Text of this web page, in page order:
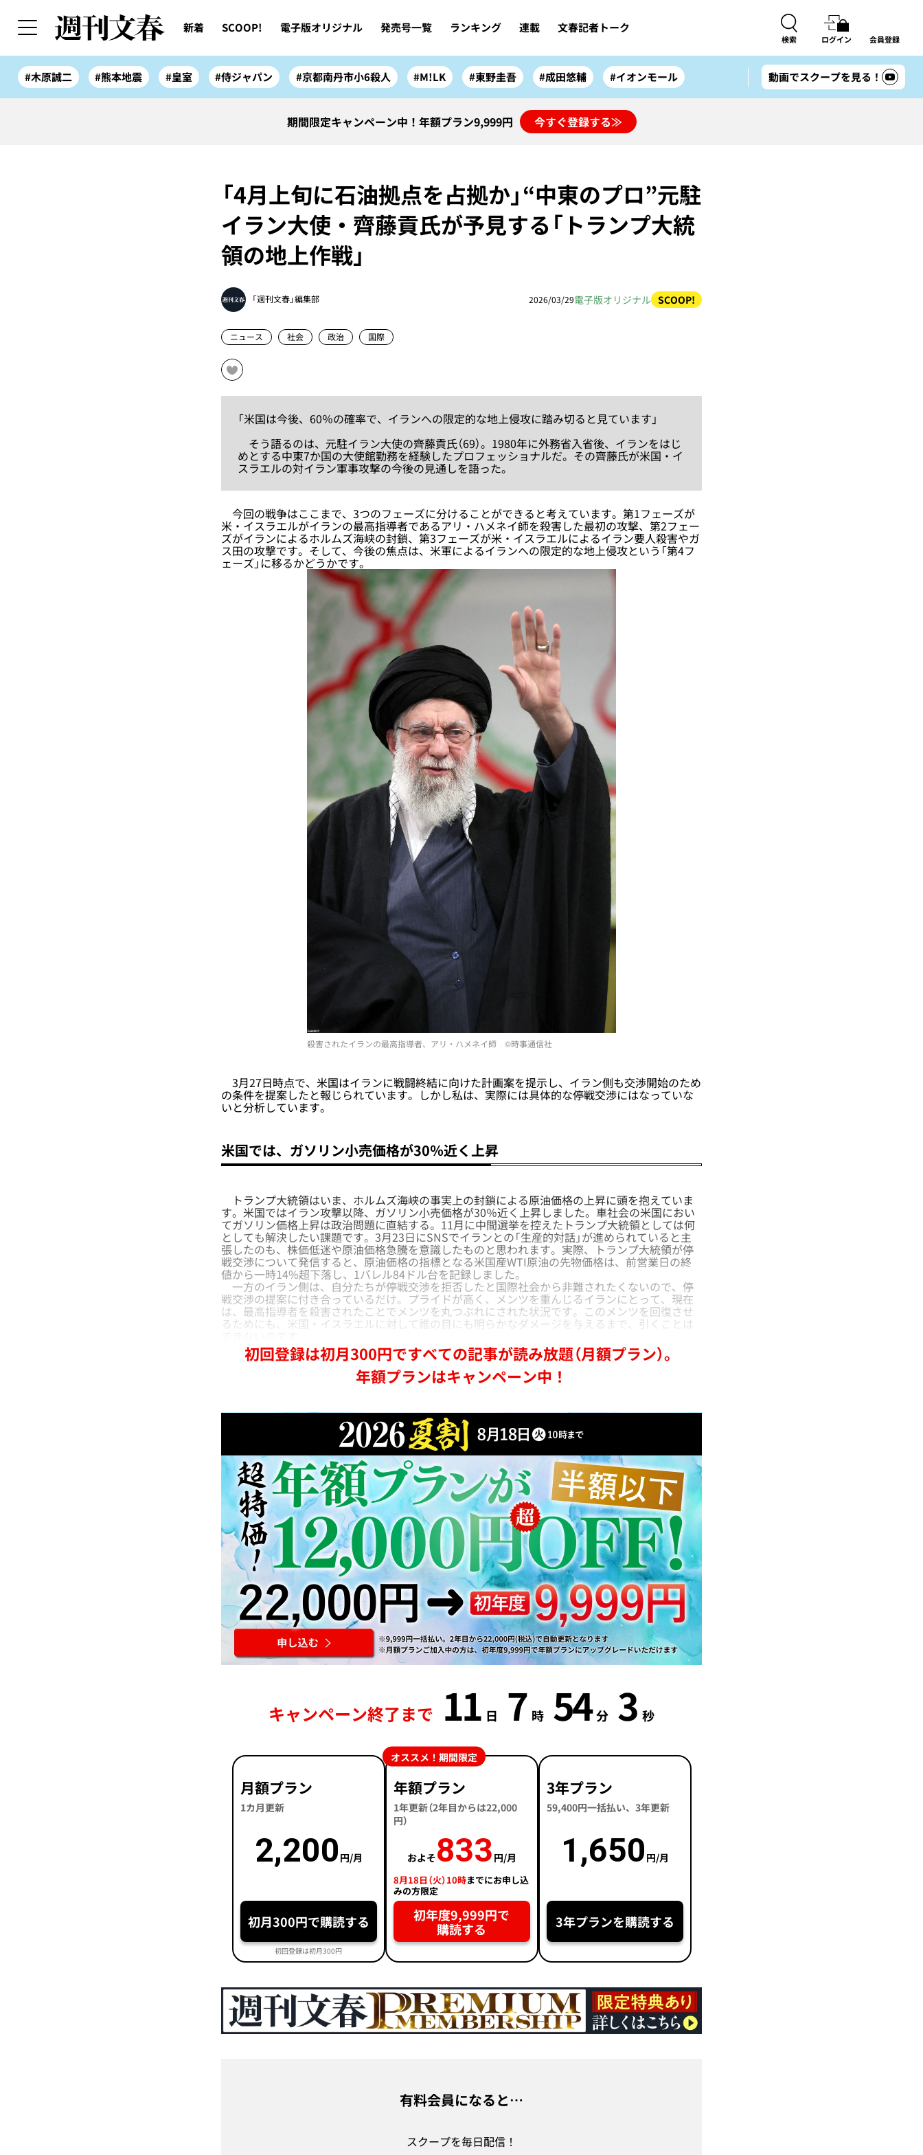
新着 SCOOP! 電子版オリジナル 発売号一覧 ランキング 連載 文春記者トーク
検索 ログイン 会員登録
#木原誠二 #熊本地震 #皇室 #侍ジャパン #京都南丹市小6殺人 #M!LK #東野圭吾 #成田悠輔 #イオンモール 動画でスクープを見る！
期間限定キャンペーン中！年額プラン9,999円 今すぐ登録する≫
「4月上旬に石油拠点を占拠か」“中東のプロ”元駐
イラン大使・齊藤貢氏が予見する「トランプ大統
領の地上作戦」
「週刊文春」編集部 2026/03/29電子版オリジナル SCOOP!
ニュース 社会 政治 国際
「米国は今後、60％の確率で、イランへの限定的な地上侵攻に踏み切ると見ています」
そう語るのは、元駐イラン大使の齊藤貢氏（69）。1980年に外務省入省後、イランをはじ
めとする中東7か国の大使館勤務を経験したプロフェッショナルだ。その齊藤氏が米国・イ
スラエルの対イラン軍事攻撃の今後の見通しを語った。
今回の戦争はここまで、3つのフェーズに分けることができると考えています。第1フェーズが
米・イスラエルがイランの最高指導者であるアリ・ハメネイ師を殺害した最初の攻撃、第2フェー
ズがイランによるホルムズ海峡の封鎖、第3フェーズが米・イスラエルによるイラン要人殺害やガ
ス田の攻撃です。そして、今後の焦点は、米軍によるイランへの限定的な地上侵攻という「第4フ
ェーズ」に移るかどうかです。
殺害されたイランの最高指導者、アリ・ハメネイ師 ©時事通信社
3月27日時点で、米国はイランに戦闘終結に向けた計画案を提示し、イラン側も交渉開始のため
の条件を提案したと報じられています。しかし私は、実際には具体的な停戦交渉にはなっていな
いと分析しています。
米国では、ガソリン小売価格が30％近く上昇
トランプ大統領はいま、ホルムズ海峡の事実上の封鎖による原油価格の上昇に頭を抱えていま
す。米国ではイラン攻撃以降、ガソリン小売価格が30％近く上昇しました。車社会の米国におい
てガソリン価格上昇は政治問題に直結する。11月に中間選挙を控えたトランプ大統領としては何
としても解決したい課題です。3月23日にSNSでイランとの「生産的対話」が進められていると主
張したのも、株価低迷や原油価格急騰を意識したものと思われます。実際、トランプ大統領が停
戦交渉について発信すると、原油価格の指標となる米国産WTI原油の先物価格は、前営業日の終
値から一時14%超下落し、1バレル84ドル台を記録しました。
一方のイラン側は、自分たちが停戦交渉を拒否したと国際社会から非難されたくないので、停
戦交渉の提案に付き合っているだけ。プライドが高く、メンツを重んじるイランにとって、現在
は、最高指導者を殺害されたことでメンツを丸つぶれにされた状況です。このメンツを回復させ
るためにも、米国・イスラエルに対して誰の目にも明らかなダメージを与えるまで、引くことは
初回登録は初月300円ですべての記事が読み放題（月額プラン）。
年額プランはキャンペーン中！
キャンペーン終了まで 11 日 7 時 54 分 2 秒
月額プラン
1カ月更新
2,200 円/月
初月300円で購読する
初回登録は初月300円
年額プラン
1年更新（2年目からは22,000
円）
およそ833 円/月
8月18日（火）10時までにお申し込
みの方限定
初年度9,999円で
購読する
オススメ！期間限定
3年プラン
59,400円一括払い、3年更新
1,650 円/月
3年プランを購読する
有料会員になると…
スクープを毎日配信！